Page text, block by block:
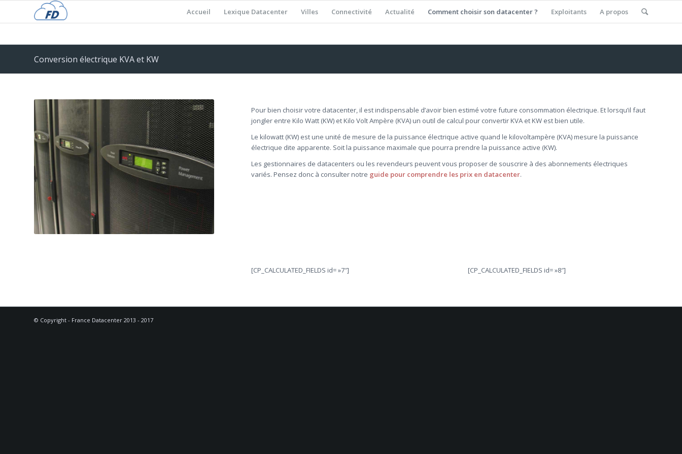
Accueil Lexique Datacenter Villes Connectivité Actualité Comment choisir son datacenter ? Exploitants A propos
Conversion électrique KVA et KW
Pour bien choisir votre datacenter, il est indispensable d’avoir bien estimé votre future consommation électrique. Et lorsqu’il faut
jongler entre Kilo Watt (KW) et Kilo Volt Ampère (KVA) un outil de calcul pour convertir KVA et KW est bien utile.
Le kilowatt (KW) est une unité de mesure de la puissance électrique active quand le kilovoltampère (KVA) mesure la puissance
électrique dite apparente. Soit la puissance maximale que pourra prendre la puissance active (KW).
Les gestionnaires de datacenters ou les revendeurs peuvent vous proposer de souscrire à des abonnements électriques
variés. Pensez donc à consulter notre guide pour comprendre les prix en datacenter.
[CP_CALCULATED_FIELDS id= »7″] [CP_CALCULATED_FIELDS id= »8″]
© Copyright - France Datacenter 2013 - 2017